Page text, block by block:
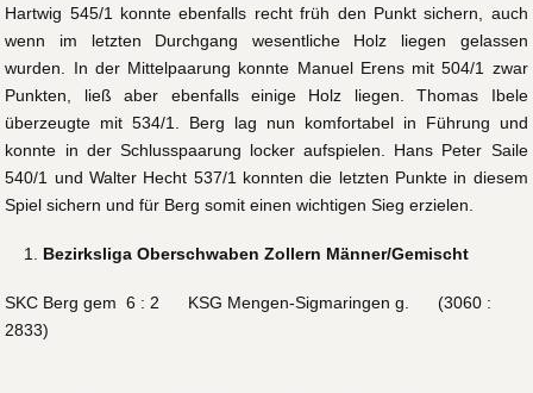
Hartwig 545/1 konnte ebenfalls recht früh den Punkt sichern, auch
wenn im letzten Durchgang wesentliche Holz liegen gelassen
wurden. In der Mittelpaarung konnte Manuel Erens mit 504/1 zwar
Punkten, ließ aber ebenfalls einige Holz liegen. Thomas Ibele
überzeugte mit 534/1. Berg lag nun komfortabel in Führung und
konnte in der Schlusspaarung locker aufspielen. Hans Peter Saile
540/1 und Walter Hecht 537/1 konnten die letzten Punkte in diesem
Spiel sichern und für Berg somit einen wichtigen Sieg erzielen.
Bezirksliga Oberschwaben Zollern Männer/Gemischt
SKC Berg gem 6 : 2 KSG Mengen-Sigmaringen g. (3060 :
2833)